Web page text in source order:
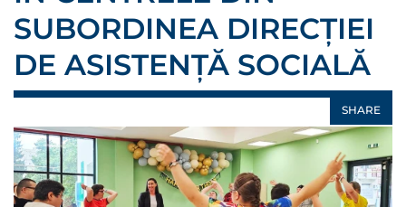
SUBORDINEA DIRECȚIEI
DE ASISTENȚĂ SOCIALĂ
SHARE